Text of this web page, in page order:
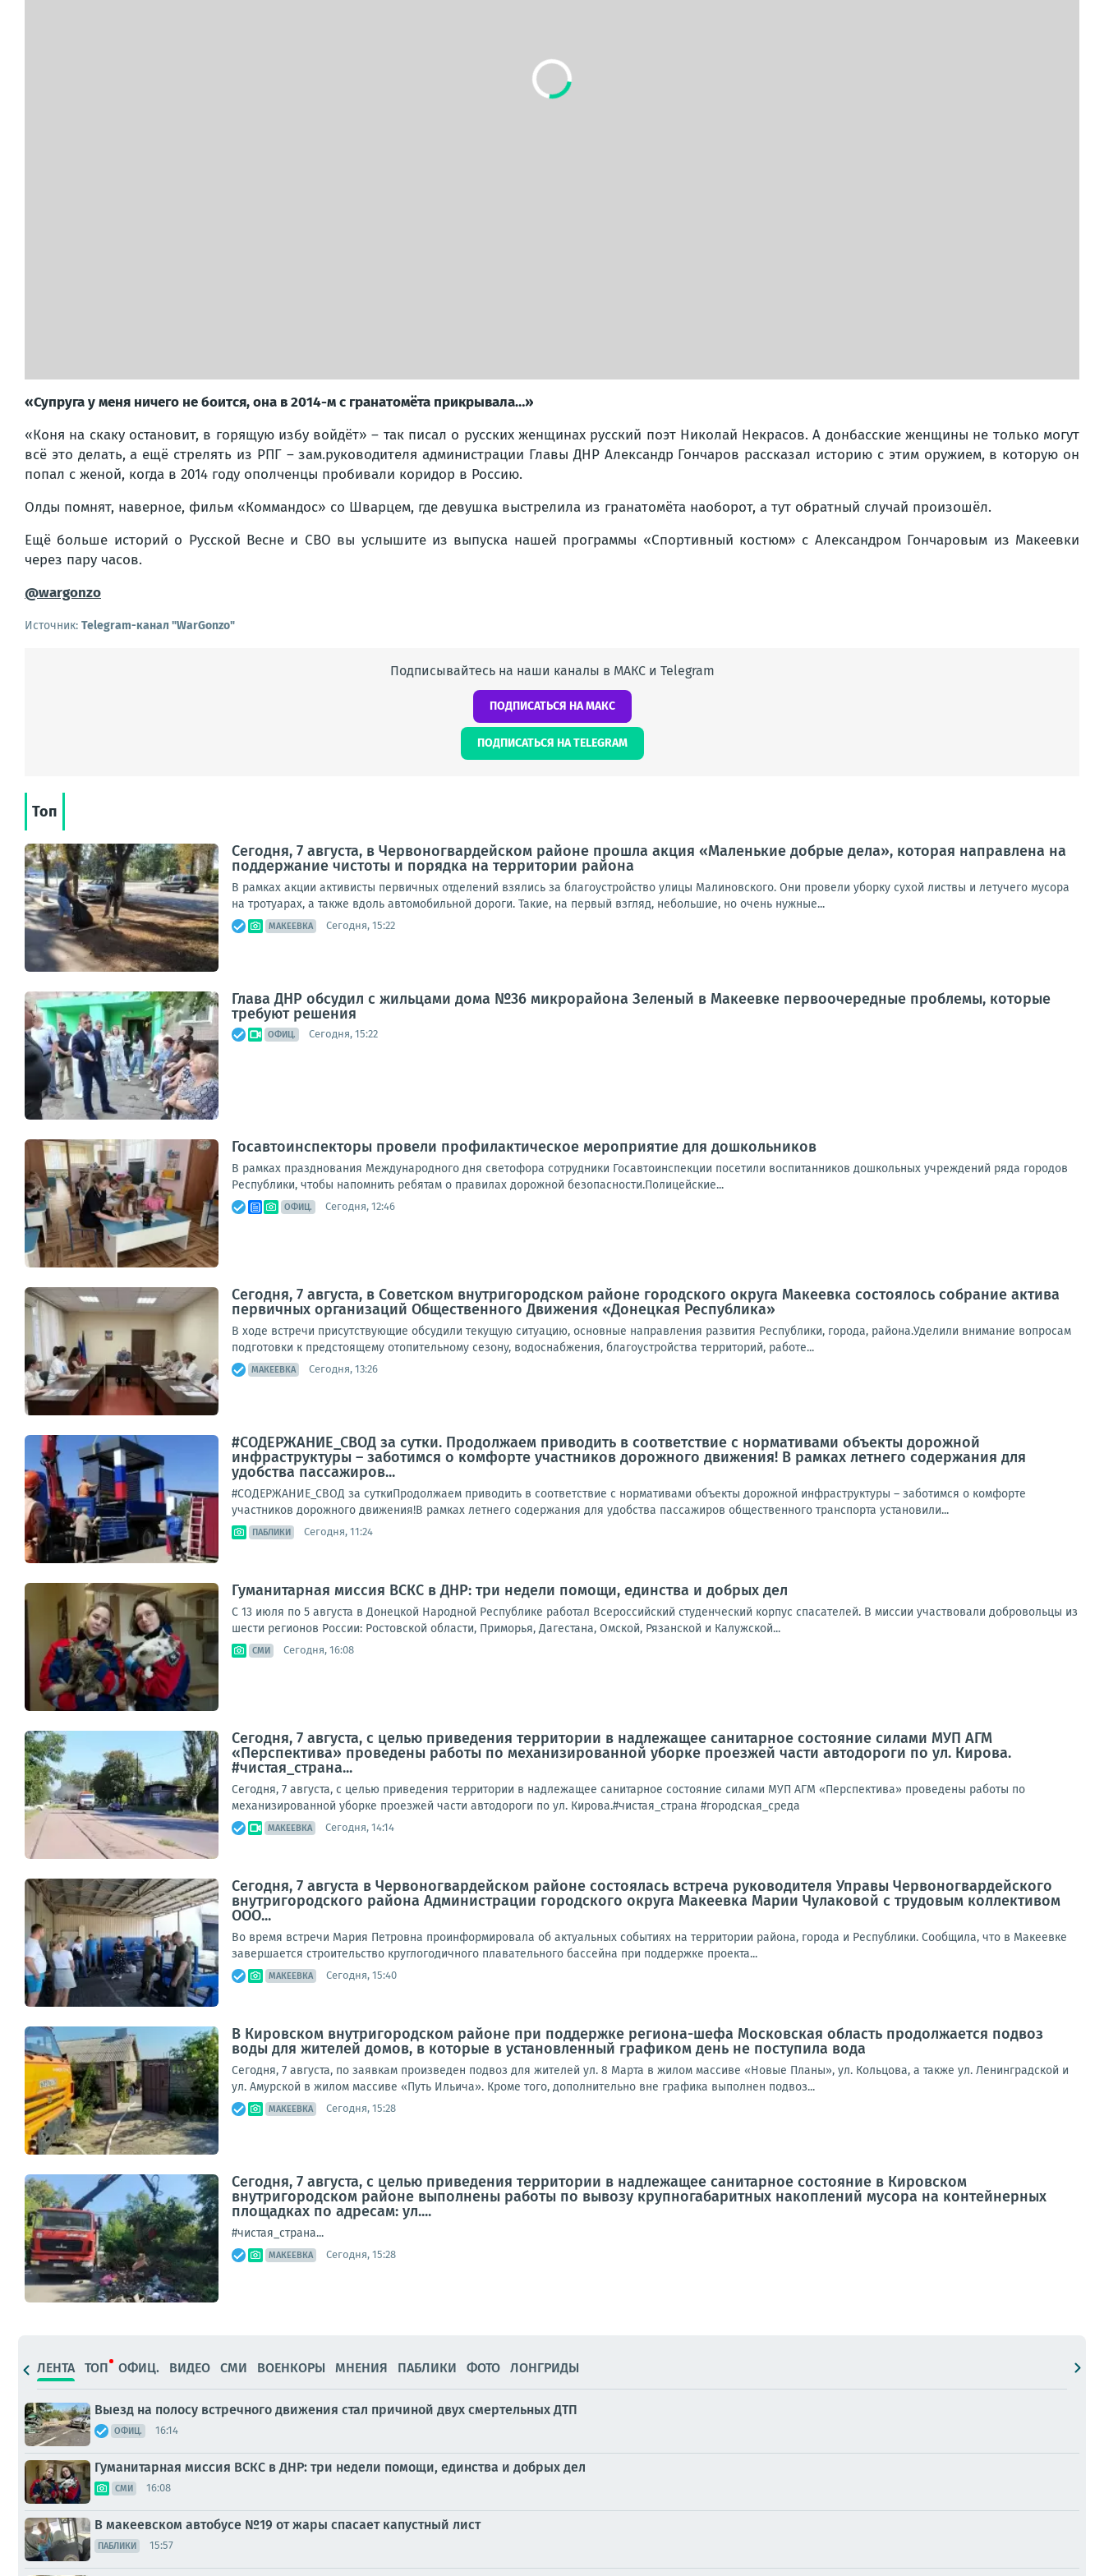
«Супруга у меня ничего не боится, она в 2014-м с гранатомёта прикрывала…»
«Коня на скаку остановит, в горящую избу войдёт» – так писал о русских женщинах русский поэт Николай Некрасов. А донбасские женщины не только могут
всё это делать, а ещё стрелять из РПГ – зам.руководителя администрации Главы ДНР Александр Гончаров рассказал историю с этим оружием, в которую он
попал с женой, когда в 2014 году ополченцы пробивали коридор в Россию.
Олды помнят, наверное, фильм «Коммандос» со Шварцем, где девушка выстрелила из гранатомёта наоборот, а тут обратный случай произошёл.
Ещё больше историй о Русской Весне и СВО вы услышите из выпуска нашей программы «Спортивный костюм» с Александром Гончаровым из Макеевки
через пару часов.
@wargonzo
Источник: Telegram-канал "WarGonzo"
Подписывайтесь на наши каналы в МАКС и Telegram
ПОДПИСАТЬСЯ НА МАКС
ПОДПИСАТЬСЯ НА TELEGRAM
Топ
Сегодня, 7 августа, в Червоногвардейском районе прошла акция «Маленькие добрые дела», которая направлена на
поддержание чистоты и порядка на территории района
В рамках акции активисты первичных отделений взялись за благоустройство улицы Малиновского. Они провели уборку сухой листвы и летучего мусора
на тротуарах, а также вдоль автомобильной дороги. Такие, на первый взгляд, небольшие, но очень нужные...
МАКЕЕВКА Сегодня, 15:22
Глава ДНР обсудил с жильцами дома №36 микрорайона Зеленый в Макеевке первоочередные проблемы, которые
требуют решения
ОФИЦ. Сегодня, 15:22
Госавтоинспекторы провели профилактическое мероприятие для дошкольников
В рамках празднования Международного дня светофора сотрудники Госавтоинспекции посетили воспитанников дошкольных учреждений ряда городов
Республики, чтобы напомнить ребятам о правилах дорожной безопасности.Полицейские...
ОФИЦ. Сегодня, 12:46
Сегодня, 7 августа, в Советском внутригородском районе городского округа Макеевка состоялось собрание актива
первичных организаций Общественного Движения «Донецкая Республика»
В ходе встречи присутствующие обсудили текущую ситуацию, основные направления развития Республики, города, района.Уделили внимание вопросам
подготовки к предстоящему отопительному сезону, водоснабжения, благоустройства территорий, работе...
МАКЕЕВКА Сегодня, 13:26
#СОДЕРЖАНИЕ_СВОД за сутки. Продолжаем приводить в соответствие с нормативами объекты дорожной
инфраструктуры – заботимся о комфорте участников дорожного движения! В рамках летнего содержания для
удобства пассажиров...
#СОДЕРЖАНИЕ_СВОД за суткиПродолжаем приводить в соответствие с нормативами объекты дорожной инфраструктуры – заботимся о комфорте
участников дорожного движения!В рамках летнего содержания для удобства пассажиров общественного транспорта установили...
ПАБЛИКИ Сегодня, 11:24
Гуманитарная миссия ВСКС в ДНР: три недели помощи, единства и добрых дел
С 13 июля по 5 августа в Донецкой Народной Республике работал Всероссийский студенческий корпус спасателей. В миссии участвовали добровольцы из
шести регионов России: Ростовской области, Приморья, Дагестана, Омской, Рязанской и Калужской...
СМИ Сегодня, 16:08
Сегодня, 7 августа, с целью приведения территории в надлежащее санитарное состояние силами МУП АГМ
«Перспектива» проведены работы по механизированной уборке проезжей части автодороги по ул. Кирова.
#чистая_страна...
Сегодня, 7 августа, с целью приведения территории в надлежащее санитарное состояние силами МУП АГМ «Перспектива» проведены работы по
механизированной уборке проезжей части автодороги по ул. Кирова.#чистая_страна #городская_среда
МАКЕЕВКА Сегодня, 14:14
Сегодня, 7 августа в Червоногвардейском районе состоялась встреча руководителя Управы Червоногвардейского
внутригородского района Администрации городского округа Макеевка Марии Чулаковой с трудовым коллективом
ООО...
Во время встречи Мария Петровна проинформировала об актуальных событиях на территории района, города и Республики. Сообщила, что в Макеевке
завершается строительство круглогодичного плавательного бассейна при поддержке проекта...
МАКЕЕВКА Сегодня, 15:40
В Кировском внутригородском районе при поддержке региона-шефа Московская область продолжается подвоз
воды для жителей домов, в которые в установленный графиком день не поступила вода
Сегодня, 7 августа, по заявкам произведен подвоз для жителей ул. 8 Марта в жилом массиве «Новые Планы», ул. Кольцова, а также ул. Ленинградской и
ул. Амурской в жилом массиве «Путь Ильича». Кроме того, дополнительно вне графика выполнен подвоз...
МАКЕЕВКА Сегодня, 15:28
Сегодня, 7 августа, с целью приведения территории в надлежащее санитарное состояние в Кировском
внутригородском районе выполнены работы по вывозу крупногабаритных накоплений мусора на контейнерных
площадках по адресам: ул....
#чистая_страна...
МАКЕЕВКА Сегодня, 15:28
ЛЕНТА ТОП ОФИЦ. ВИДЕО СМИ ВОЕНКОРЫ МНЕНИЯ ПАБЛИКИ ФОТО ЛОНГРИДЫ
Выезд на полосу встречного движения стал причиной двух смертельных ДТП
ОФИЦ. 16:14
Гуманитарная миссия ВСКС в ДНР: три недели помощи, единства и добрых дел
СМИ 16:08
В макеевском автобусе №19 от жары спасает капустный лист
ПАБЛИКИ 15:57